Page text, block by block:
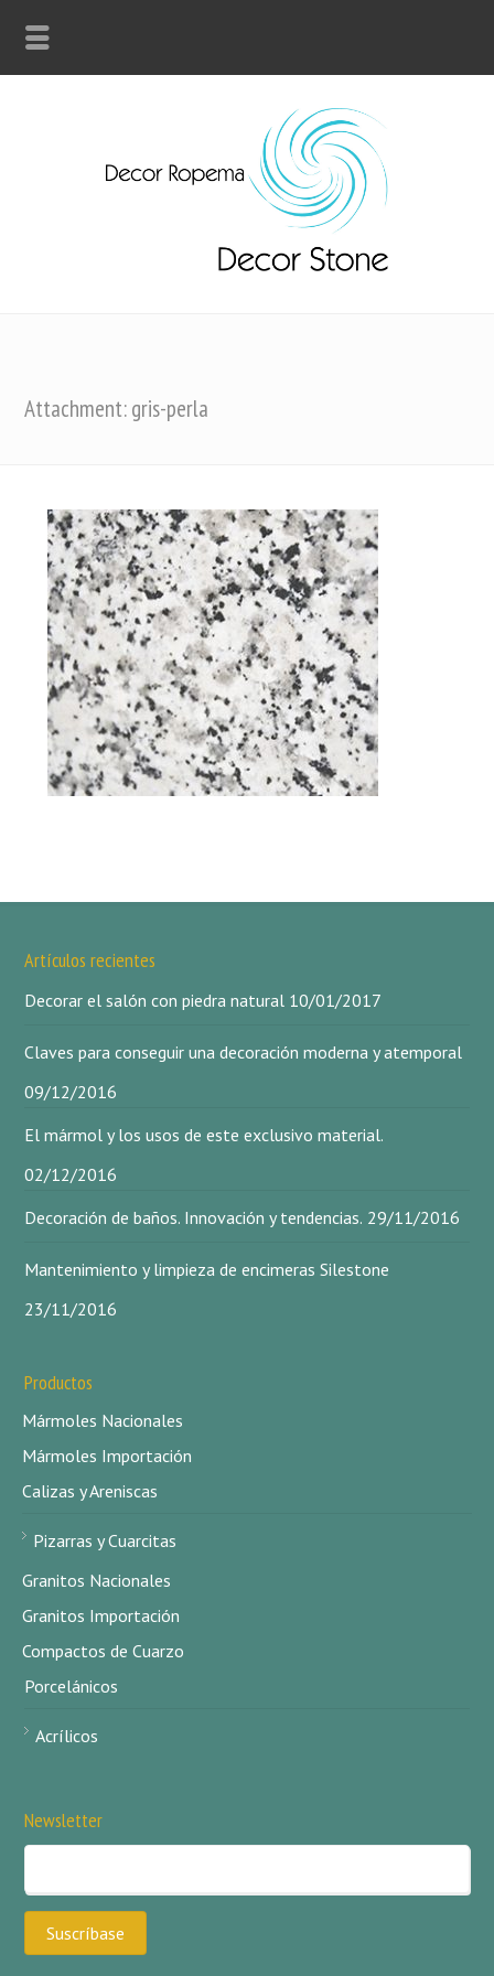
Attachment: gris-perla
Artículos recientes
Decorar el salón con piedra natural 10/01/2017
Claves para conseguir una decoración moderna y atemporal
09/12/2016
El mármol y los usos de este exclusivo material.
02/12/2016
Decoración de baños. Innovación y tendencias. 29/11/2016
Mantenimiento y limpieza de encimeras Silestone
23/11/2016
Productos
Mármoles Nacionales
Mármoles Importación
Calizas y Areniscas
Pizarras y Cuarcitas
Granitos Nacionales
Granitos Importación
Compactos de Cuarzo
Porcelánicos
Acrílicos
Newsletter